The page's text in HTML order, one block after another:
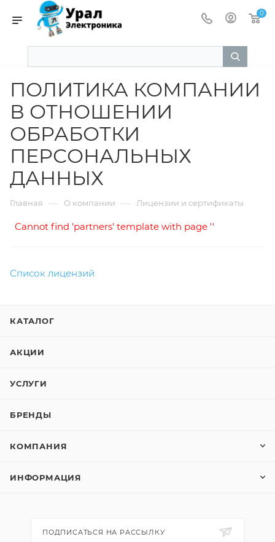
0
ПОЛИТИКА КОМПАНИИ
В ОТНОШЕНИИ
ОБРАБОТКИ
ПЕРСОНАЛЬНЫХ
ДАННЫХ
Главная — О компании — Лицензии и сертификаты
Cannot find 'partners' template with page ''
Список лицензий
КАТАЛОГ
АКЦИИ
УСЛУГИ
БРЕНДЫ
КОМПАНИЯ
ИНФОРМАЦИЯ
ПОДПИСАТЬСЯ НА РАССЫЛКУ